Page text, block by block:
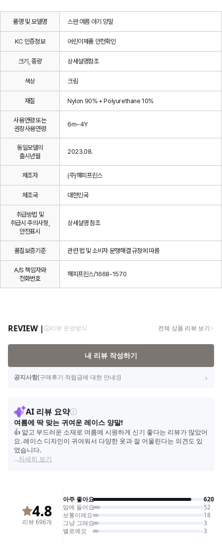
품명 및 모델명 스완 여름 아기 양말
KC 인증정보 어린이제품 안전확인
크기, 중량 상세설명참조
색상 크림
재질 Nylon 90% + Polyurethane 10%
사용연령 또는
권장사용연령
6m~4Y
동일모델의
출시년월
2023.08.
제조자 (주)해피프린스
제조국 대한민국
취급방법 및
취급시 주의사항,
안전표시
상세설명 참조
품질보증기준 관련 법 및 소비자 분쟁해결 규정에 따름
A/S 책임자와
전화번호
해피프린스/1668-1570